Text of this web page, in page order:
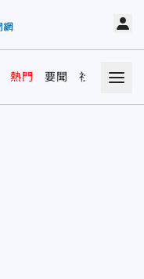
熱門 要聞 社會 娛樂